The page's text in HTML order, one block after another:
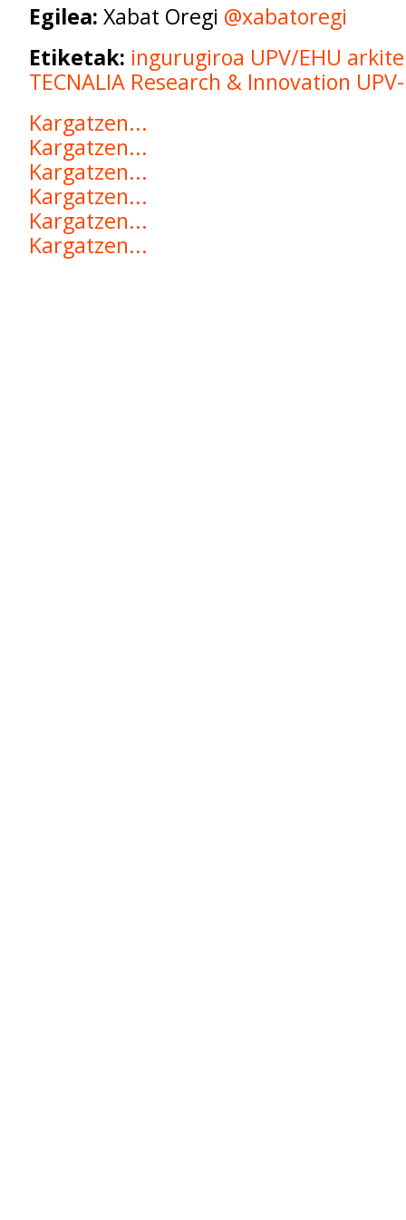
Egilea: Xabat Oregi @xabatoregi
Etiketak: ingurugiroa UPV/EHU
TECNALIA Research & Innovation
Kargatzen...
Kargatzen...
Kargatzen...
Kargatzen...
Kargatzen...
Kargatzen...